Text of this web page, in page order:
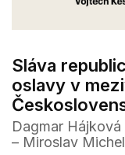
Sláva
oslavy v
Dagmar
– Miroslav